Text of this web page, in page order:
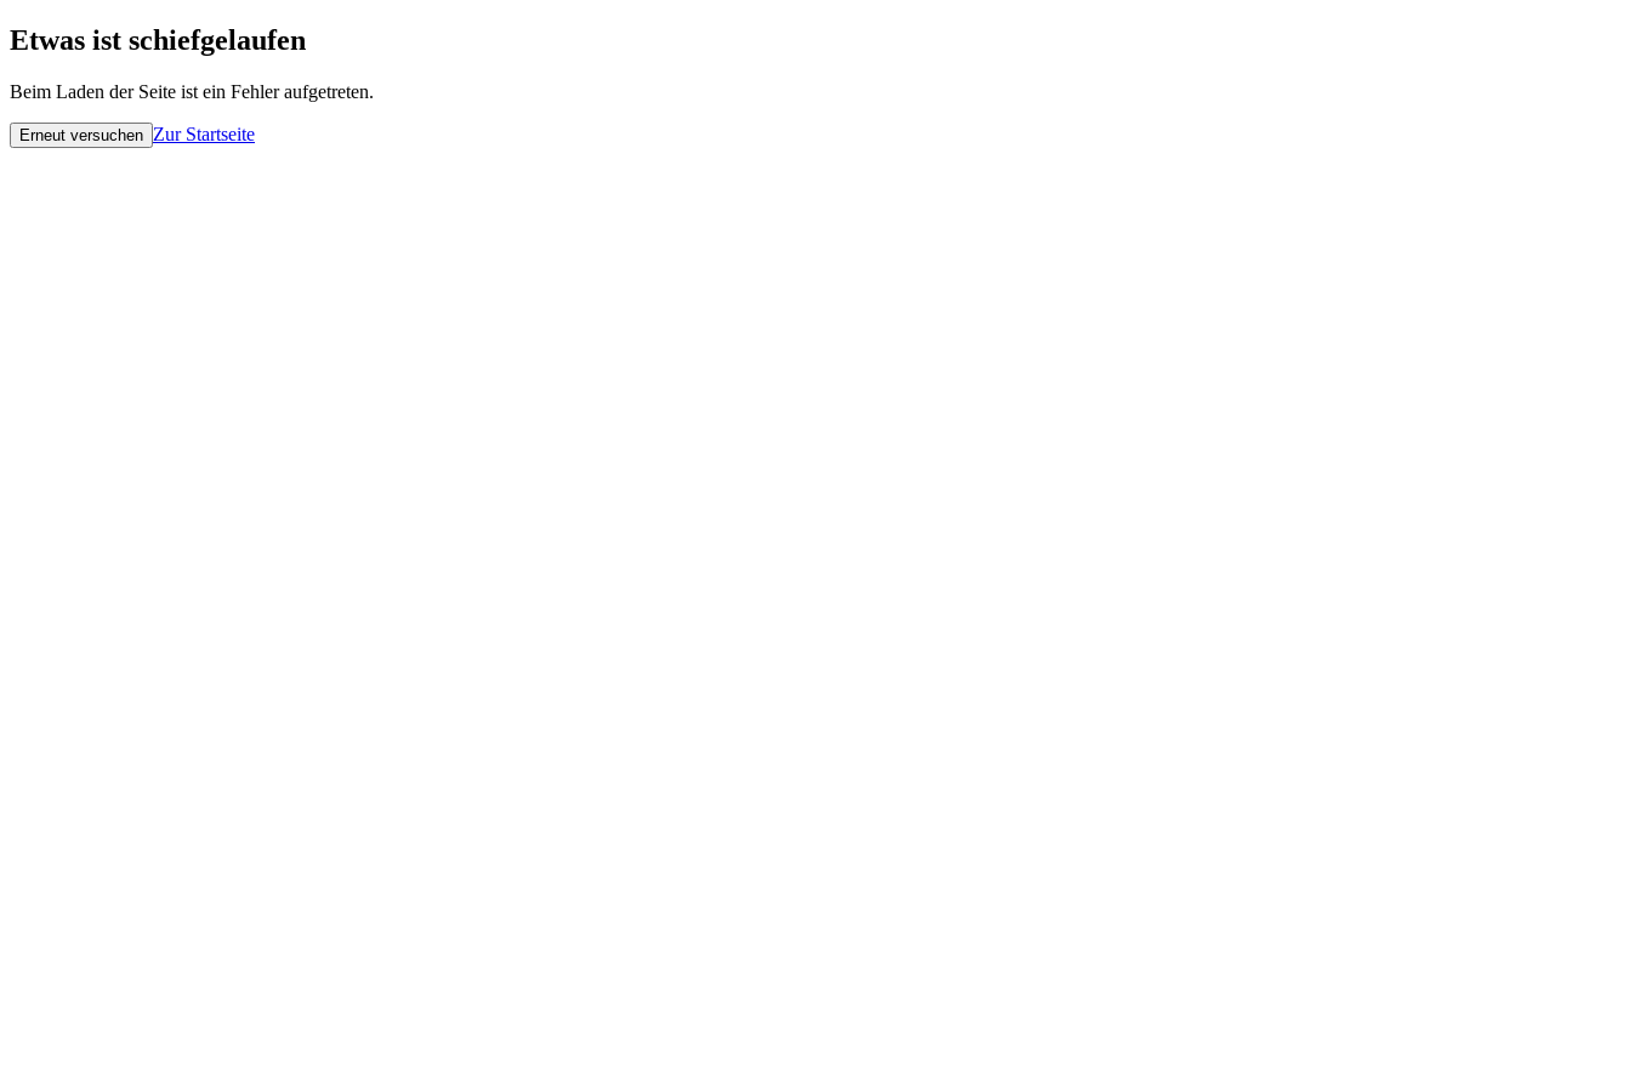
Etwas ist schiefgelaufen
Beim Laden der Seite ist ein Fehler aufgetreten.
Erneut versuchen Zur Startseite